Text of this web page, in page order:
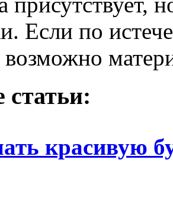
Если по
возможно
статьи:
красивую